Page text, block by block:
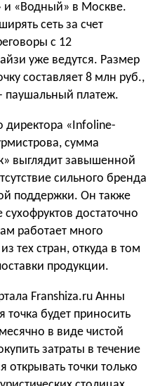
и «Водный» в Москве.
сеть за счет
с 12
уже ведутся. Размер
составляет 8 млн руб.,
паушальный платеж.
директора «Infoline-
сумма
выглядит завышенной
сильного бренда
поддержки. Он также
сухофруктов достаточно
работает много
тех стран, откуда в том
продукции.
Franshiza.ru Анны
будет приносить
в виде чистой
затраты в течение
открывать точки только